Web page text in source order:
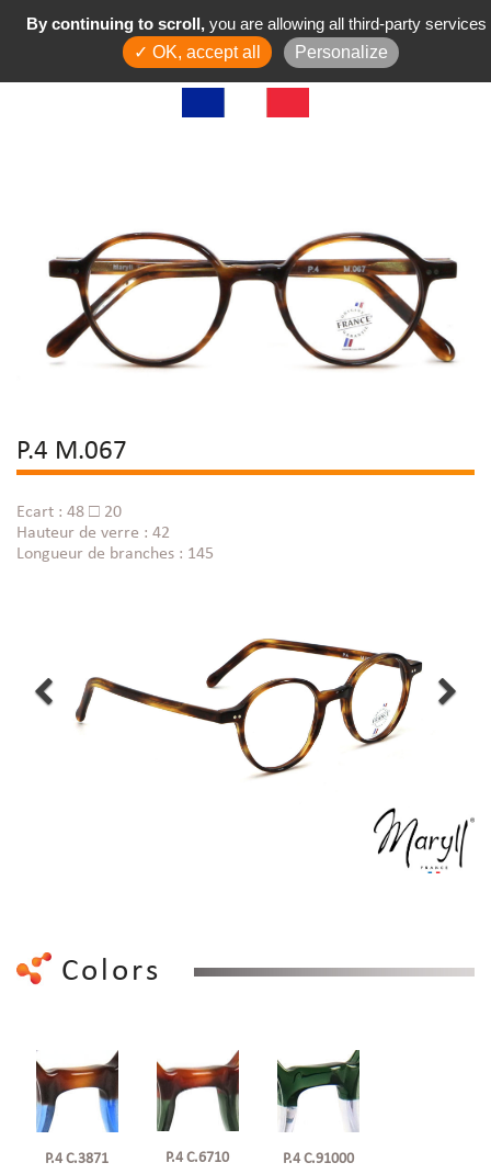
P.4 M.067
Ecart : 48 □ 20
Hauteur de verre : 42
Longueur de branches : 145
Colors
P.4 C.3871
P.4 C.6710
P.4 C.91000
By continuing to scroll, you are allowing all third-party services
✓ OK, accept all
Personalize